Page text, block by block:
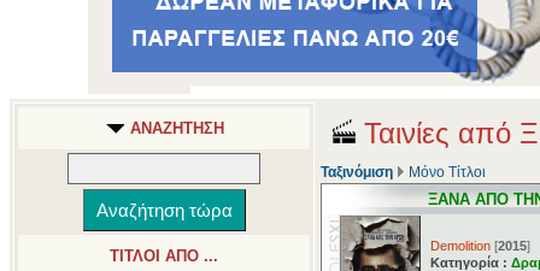
ΑΝΑΖΗΤΗΣΗ
ΤΙΤΛΟΙ ΑΠΟ ...
Ταινίες από Ξ
Ταξινόμιση Μόνο Τίτλοι
ΞΑΝΑ ΑΠΟ
Demolition [2015]
Κατηγορία :